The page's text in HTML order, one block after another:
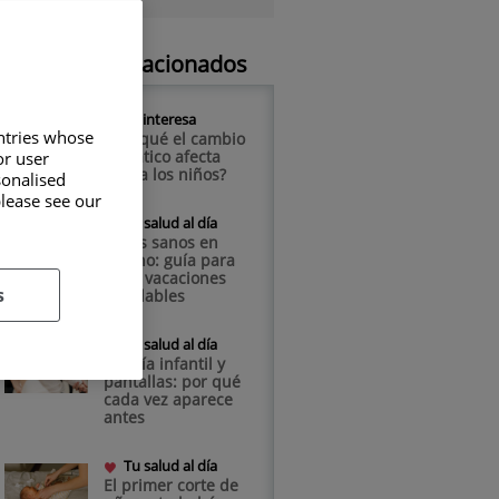
Artículos relacionados
Te interesa
¿Por qué el cambio
climático afecta
más a los niños?
Tu salud al día
Niños sanos en
verano: guía para
unas vacaciones
saludables
Tu salud al día
Miopía infantil y
pantallas: por qué
cada vez aparece
antes
Tu salud al día
El primer corte de
whose
user
see our